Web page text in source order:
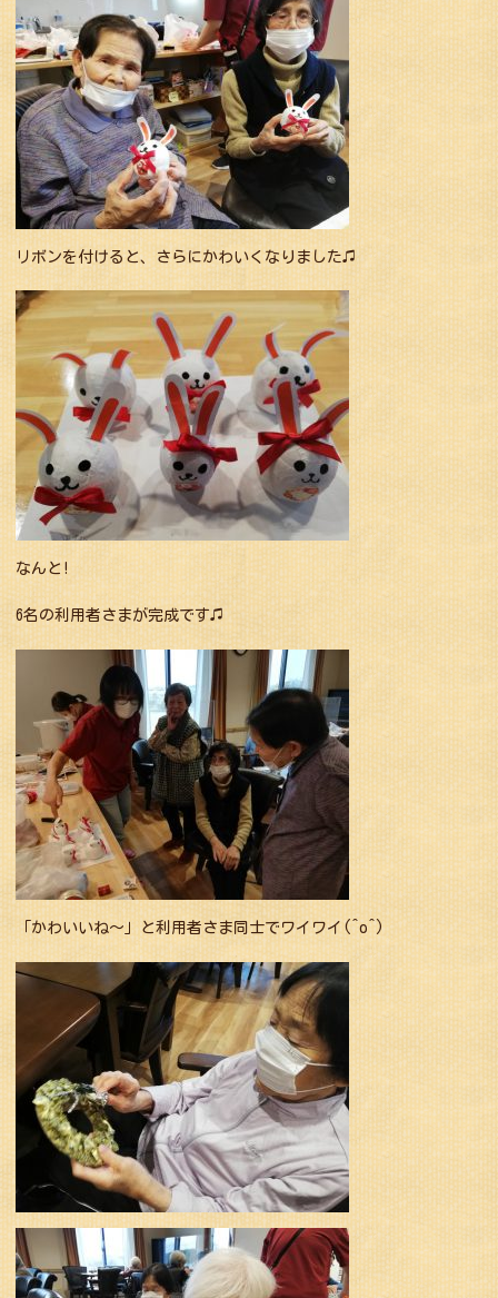
リボンを付けると、さらにかわいくなりました♫
なんと!
6名の利用者さまが完成です♫
「かわいいね〜」と利用者さま同士でワイワイ(^o^)